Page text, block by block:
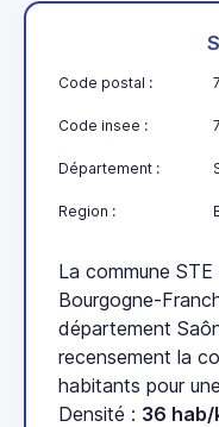
Code postal :
Code insee :
Département :
Region :
La commune
Bourgogne-
département
recensement la
habitants pour
Densité : 36 hab/